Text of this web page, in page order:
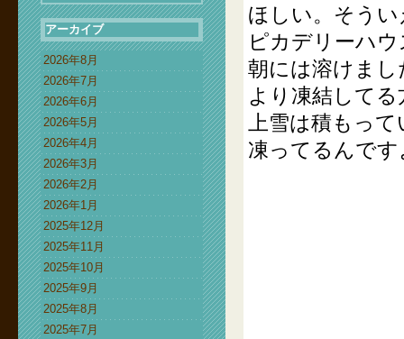
アーカイブ
2026年8月
2026年7月
2026年6月
2026年5月
2026年4月
2026年3月
2026年2月
2026年1月
2025年12月
2025年11月
2025年10月
2025年9月
2025年8月
2025年7月
ほしい。そう
ピカデリーハ
朝には溶けま
より凍結して
上雪は積もっ
凍ってるんで